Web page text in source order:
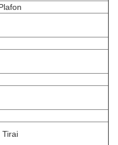
Tirai